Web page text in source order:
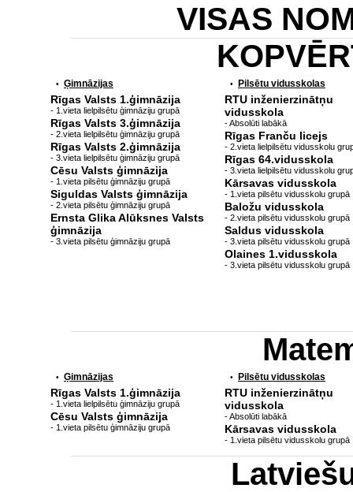
VISAS
• Ģimnāzijas
Rīgas Valsts 1.ģimnāzija
- 1.vieta lielpilsētu ģimnāziju grupā
Rīgas Valsts 3.ģimnāzija
- 2.vieta lielpilsētu ģimnāziju grupā
Rīgas Valsts 2.ģimnāzija
- 3.vieta lielpilsētu ģimnāziju grupā
Cēsu Valsts ģimnāzija
- 1.vieta pilsētu ģimnāziju grupā
Siguldas Valsts ģimnāzija
- 2.vieta pilsētu ģimnāziju grupā
Ernsta Glika Alūksnes Valsts
ģimnāzija
- 3.vieta pilsētu ģimnāziju grupā
• Pilsētu vidusskolas
RTU inženierzinātņu
vidusskola
- Absolūti labākā
Rīgas Franču licejs
- 2.vieta lielpilsētu vidusskolu
Rīgas 64.vidusskola
- 3.vieta lielpilsētu vidusskolu
Kārsavas vidusskola
- 1.vieta pilsētu vidusskolu grupā
Baložu vidusskola
- 2.vieta pilsētu vidusskolu grupā
Saldus vidusskola
- 3.vieta pilsētu vidusskolu grupā
Olaines 1.vidusskola
- 3.vieta pilsētu vidusskolu grupā
• Ģimnāzijas
Rīgas Valsts 1.ģimnāzija
- 1.vieta lielpilsētu ģimnāziju grupā
Cēsu Valsts ģimnāzija
- 1.vieta pilsētu ģimnāziju grupā
• Pilsētu vidusskolas
RTU inženierzinātņu
vidusskola
- Absolūti labākā
Kārsavas vidusskola
- 1.vieta pilsētu vidusskolu grupā